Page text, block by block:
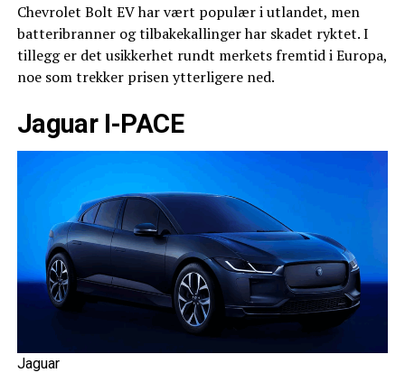
Chevrolet Bolt EV har vært populær i utlandet, men
batteribranner og tilbakekallinger har skadet ryktet. I
tillegg er det usikkerhet rundt merkets fremtid i Europa,
noe som trekker prisen ytterligere ned.
Jaguar I-PACE
Jaguar